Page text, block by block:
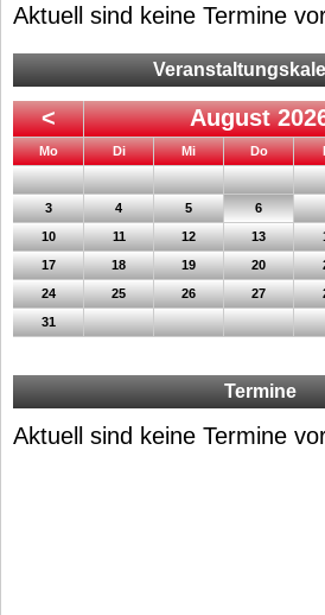
Aktuell sind keine Termine
< August
Montag Dienstag Mittwoch Donnerstag
3
4 5 6
10
11 12 13
17
18 19 20
24
25 26 27
31
Termine
Aktuell sind keine Termine